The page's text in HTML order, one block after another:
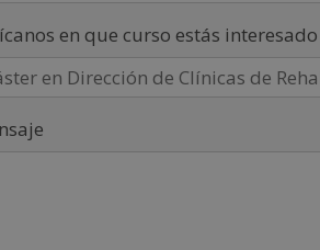
en que curso estás interesado